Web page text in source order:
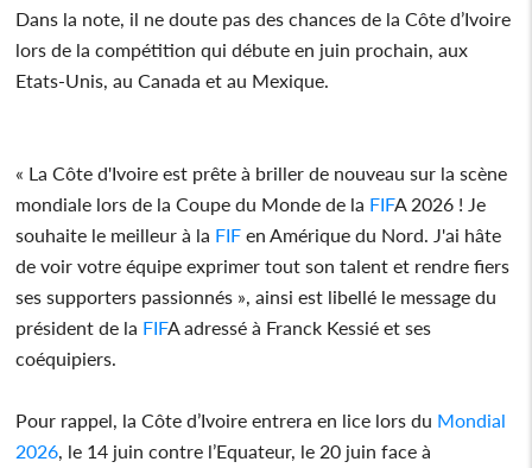
Dans la note, il ne doute pas des chances de la Côte d’Ivoire
lors de la compétition qui débute en juin prochain, aux
Etats-Unis, au Canada et au Mexique.
« La Côte d'Ivoire est prête à briller de nouveau sur la scène
mondiale lors de la Coupe du Monde de la FIFA 2026 ! Je
souhaite le meilleur à la FIF en Amérique du Nord. J'ai hâte
de voir votre équipe exprimer tout son talent et rendre fiers
ses supporters passionnés », ainsi est libellé le message du
président de la FIFA adressé à Franck Kessié et ses
coéquipiers.
Pour rappel, la Côte d’Ivoire entrera en lice lors du Mondial
2026 , le 14 juin contre l’Equateur, le 20 juin face à